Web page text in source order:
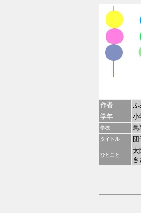
作者
ふ
学年
小
学校 鳥
タイトル 団
ひとこと
太